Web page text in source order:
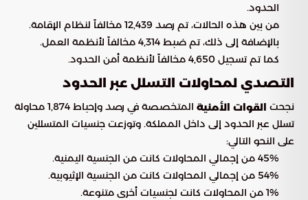
الحدود.
من بين هذه الحالات، تم رصد 12,439 مخالفاً لنظام الإقامة.
بالإضافة إلى ذلك، تم ضبط 4,314 مخالفاً لأنظمة العمل.
كما تم تسجيل 4,650 مخالفاً لأنظمة أمن الحدود.
التصدي لمحاولات التسلل عبر الحدود
نجحت القوات الأمنية
المتخصصة في رصد وإحباط 1,874 محاولة
تسلل عبر الحدود إلى داخل المملكة. وتوزعت جنسيات المتسللين
على النحو التالي:
45% من إجمالي المحاولات كانت من الجنسية اليمنية.
54% من إجمالي المحاولات كانت من الجنسية الإثيوبية.
1% من المحاولات كانت لجنسيات أخرى متنوعة.